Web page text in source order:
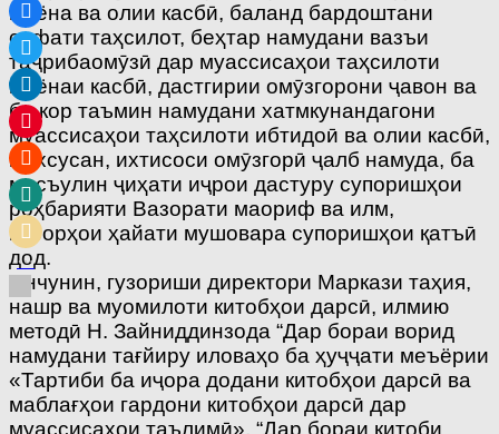
миёна ва олии касбӣ, баланд бардоштани
сифати таҳсилот, беҳтар намудани вазъи
таҷрибаомӯзӣ дар муассисаҳои таҳсилоти
миёнаи касбӣ, дастгирии омӯзгорони ҷавон ва
ба кор таъмин намудани хатмкунандагони
муассисаҳои таҳсилоти ибтидоӣ ва олии касбӣ,
махсусан, ихтисоси омӯзгорӣ ҷалб намуда, ба
масъулин ҷиҳати иҷрои дастуру супоришҳои
роҳбарияти Вазорати маориф ва илм,
қарорҳои ҳайати мушовара супоришҳои қатъӣ
дод.
Инчунин, гузориши директори Маркази таҳия,
нашр ва муомилоти китобҳои дарсӣ, илмию
методӣ Н. Зайниддинзода “Дар бораи ворид
намудани тағйиру иловаҳо ба ҳуҷҷати меъёрии
«Тартиби ба иҷора додани китобҳои дарсӣ ва
маблағҳои гардони китобҳои дарсӣ дар
муассисаҳои таълимӣ», “Дар бораи китоби